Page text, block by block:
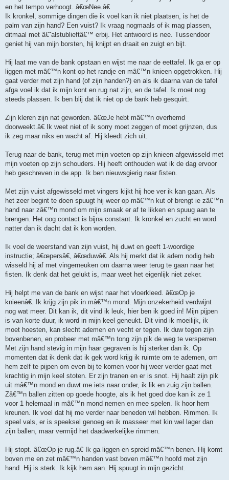
en het tempo verhoogt. â€œNee.â€
Ik kronkel, sommige dingen die ik voel kan ik niet plaatsen, is het de
palm van zijn hand? Een vuist? Ik vraag nogmaals of ik mag plassen,
ditmaal met â€˜alstublieftâ€™ erbij. Het antwoord is nee. Tussendoor
geniet hij van mijn borsten, hij knijpt en draait en zuigt en bijt.
Hij laat me van de bank opstaan en wijst me naar de eettafel. Ik ga er op
liggen met mâ€™n kont op het randje en mâ€™n knieen opgetrokken. Hij
gaat verder met zijn hand (of zijn handen?) en als ik daarna van de tafel
afga voel ik dat ik mijn kont en rug nat zijn, en de tafel. Ik moet nog
steeds plassen. Ik ben blij dat ik niet op de bank heb gesquirt.
Zijn kleren zijn nat geworden. â€œJe hebt mâ€™n overhemd
doorweekt.â€ Ik weet niet of ik sorry moet zeggen of moet grijnzen, dus
ik zeg maar niks en wacht af. Hij kleedt zich uit.
Terug naar de bank, terug met mijn voeten op zijn knieen afgewisseld met
mijn voeten op zijn schouders. Hij heeft onthouden wat ik de dag ervoor
heb geschreven in de app. Ik ben nieuwsgierig naar fisten.
Met zijn vuist afgewisseld met vingers kijkt hij hoe ver ik kan gaan. Als
het zeer begint te doen spuugt hij weer op mâ€™n kut of brengt ie zâ€™n
hand naar zâ€™n mond om mijn smaak er af te likken en spuug aan te
brengen. Het oog contact is bijna constant. Ik kronkel en zucht en word
natter dan ik dacht dat ik kon worden.
Ik voel de weerstand van zijn vuist, hij duwt en geeft 1-woordige
instructie; â€œpersâ€, â€œduwâ€. Als hij merkt dat ik adem nodig heb
wisseld hij af met vingerneuken om daarna weer terug te gaan naar het
fisten. Ik denk dat het gelukt is, maar weet het eigenlijk niet zeker.
Hij helpt me van de bank en wijst naar het vloerkleed. â€œOp je
knieenâ€. Ik krijg zijn pik in mâ€™n mond. Mijn onzekerheid verdwijnt
nog wat meer. Dit kan ik, dit vind ik leuk, hier ben ik goed in! Mijn pijpen
is van korte duur, ik word in mijn keel geneukt. Dit vind ik moeilijk, ik
moet hoesten, kan slecht ademen en vecht er tegen. Ik duw tegen zijn
bovenbenen, en probeer met mâ€™n tong zijn pik de weg te versperren.
Met zijn hand stevig in mijn haar gegraven is hij sterker dan ik. Op
momenten dat ik denk dat ik gek word krijg ik ruimte om te ademen, om
hem zelf te pijpen om even bij te komen voor hij weer verder gaat met
krachtig in mijn keel stoten. Er zijn tranen en er is snot. Hij haalt zijn pik
uit mâ€™n mond en duwt me iets naar onder, ik lik en zuig zijn ballen.
Zâ€™n ballen zitten op goede hoogte, als ik het goed doe kan ik ze 1
voor 1 helemaal in mâ€™n mond nemen en mee spelen. Ik hoor hem
kreunen. Ik voel dat hij me verder naar beneden wil hebben. Rimmen. Ik
speel vals, er is speeksel genoeg en ik masseer met kin wel lager dan
zijn ballen, maar vermijd het daadwerkelijke rimmen.
Hij stopt. â€œOp je rug.â€ Ik ga liggen en spreid mâ€™n benen. Hij komt
boven me en zet mâ€™n handen vast boven mâ€™n hoofd met zijn
hand. Hij is sterk. Ik kijk hem aan. Hij spuugt in mijn gezicht.